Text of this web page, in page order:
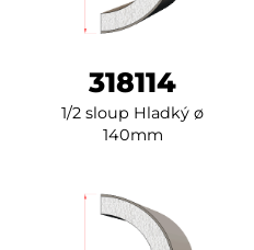
318114
1/2 sloup Hladký ø
140mm